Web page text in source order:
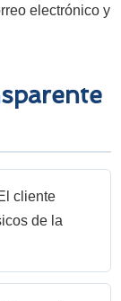
electrónico y
cliente
de la